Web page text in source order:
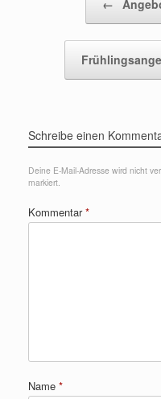
←
Schreibe einen
Deine E-Mail-Adresse wird nicht
markiert.
Kommentar*
Name *